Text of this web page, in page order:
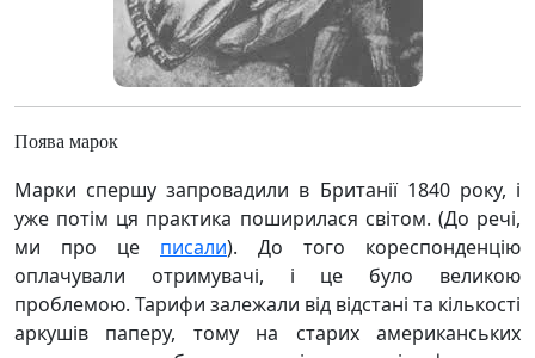
Поява марок
Марки спершу запровадили в Британії 1840 року, і
уже потім ця практика поширилася світом. (До речі,
ми про це писали). До того кореспонденцію
оплачували отримувачі, і це було великою
проблемою. Тарифи залежали від відстані та кількості
аркушів паперу, тому на старих американських